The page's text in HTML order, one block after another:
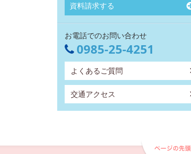
資料請求する
お電話でのお問い合わせ
0985-25-4251
よくあるご質問
交通アクセス